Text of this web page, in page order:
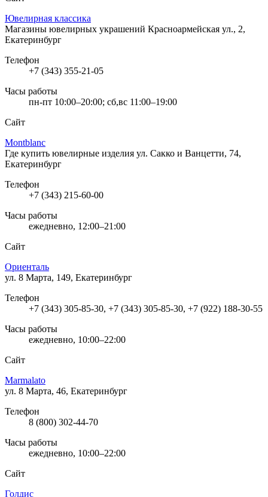
Ювелирная классика
Магазины ювелирных украшений Красноармейская ул., 2,
Екатеринбург
Телефон
+7 (343) 355-21-05
Часы работы
пн-пт 10:00–20:00; сб,вс 11:00–19:00
Сайт
Montblanc
Где купить ювелирные изделия ул. Сакко и Ванцетти, 74,
Екатеринбург
Телефон
+7 (343) 215-60-00
Часы работы
ежедневно, 12:00–21:00
Сайт
Ориенталь
ул. 8 Марта, 149, Екатеринбург
Телефон
+7 (343) 305-85-30, +7 (343) 305-85-30, +7 (922) 188-30-55
Часы работы
ежедневно, 10:00–22:00
Сайт
Marmalato
ул. 8 Марта, 46, Екатеринбург
Телефон
8 (800) 302-44-70
Часы работы
ежедневно, 10:00–22:00
Сайт
Голдис